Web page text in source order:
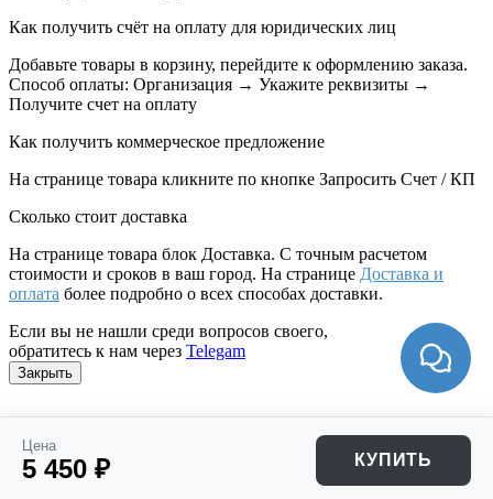
Цена
5 450 ₽ КУПИТЬ
Как получить счёт на оплату для юридических лиц
Добавьте товары в корзину, перейдите к оформлению заказа.
Способ оплаты: Организация → Укажите реквизиты →
Получите счет на оплату
Как получить коммерческое предложение
На странице товара кликните по кнопке Запросить Счет / КП
Сколько стоит доставка
На странице товара блок Доставка. С точным расчетом
стоимости и сроков в ваш город. На странице Доставка и
оплата более подробно о всех способах доставки.
Если вы не нашли среди вопросов своего,
обратитесь к нам через Telegam
Закрыть